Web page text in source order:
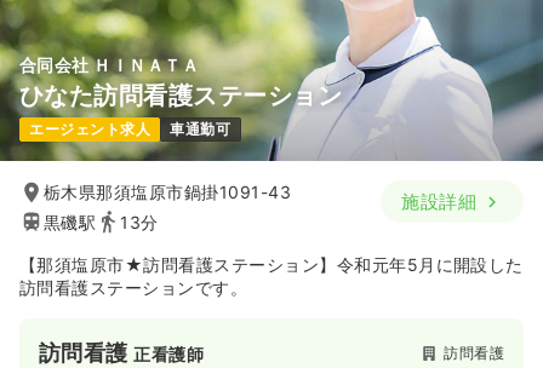
合同会社 ＨＩＮＡＴＡ
ひなた訪問看護ステーション
エージェント求人 車通勤可
栃木県那須塩原市鍋掛1091-43
黒磯駅
13分
施設詳細
【那須塩原市★訪問看護ステーション】令和元年5月に開設した
訪問看護ステーションです。
訪問看護正看護師 訪問看護